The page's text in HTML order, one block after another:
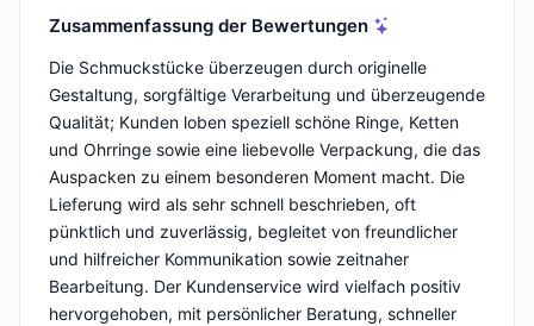
Zusammenfassung der Bewertungen
Die Schmuckstücke überzeugen durch originelle
Gestaltung, sorgfältige Verarbeitung und überzeugende
Qualität; Kunden loben speziell schöne Ringe, Ketten
und Ohrringe sowie eine liebevolle Verpackung, die das
Auspacken zu einem besonderen Moment macht. Die
Lieferung wird als sehr schnell beschrieben, oft
pünktlich und zuverlässig, begleitet von freundlicher
und hilfreicher Kommunikation sowie zeitnaher
Bearbeitung. Der Kundenservice wird vielfach positiv
hervorgehoben, mit persönlicher Beratung, schneller